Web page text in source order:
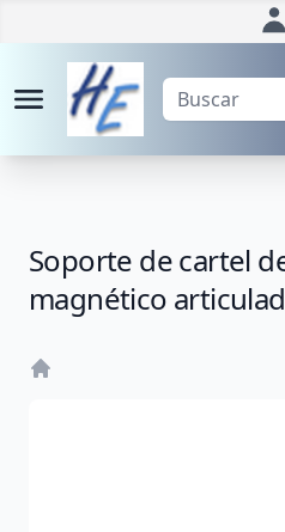
Soporte de cartel
magnético